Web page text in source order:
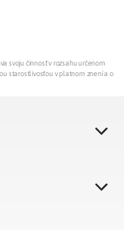
svoju činnosť v rozsahu určenom
starostlivosťou v platnom znení a o